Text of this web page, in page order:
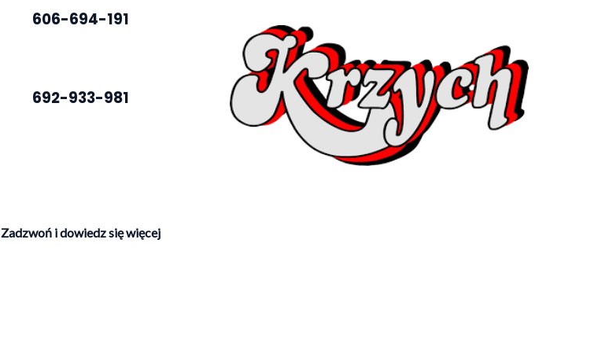
606-694-191
692-933-981
Zadzwoń i dowiedz się więcej